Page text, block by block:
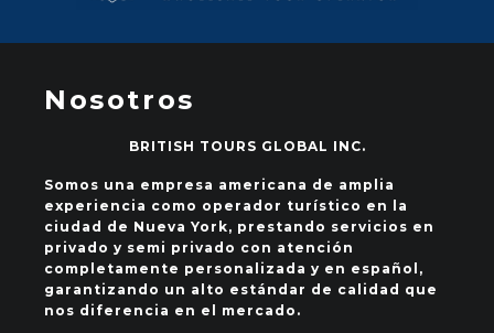
Nosotros
BRITISH TOURS GLOBAL INC.
Somos una empresa americana de amplia
experiencia como operador turístico en la
ciudad de Nueva York, prestando servicios en
privado y semi privado con atención
completamente personalizada y en español,
garantizando un alto estándar de calidad que
nos diferencia en el mercado.